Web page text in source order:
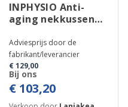
INPHYSIO Anti-
aging nekkussen
kussensloop “Soie
de Beauté”
Adviesprijs door de
fabrikant/leverancier
€ 129,00
Bij ons
€ 103,20